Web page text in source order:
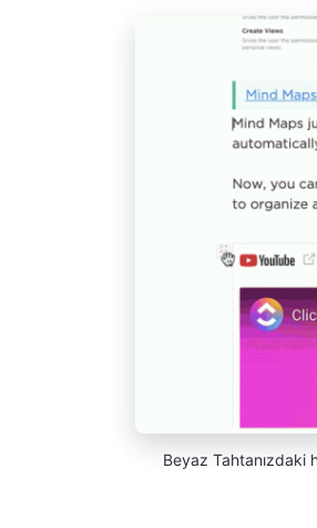
Beyaz Tahtanızdaki